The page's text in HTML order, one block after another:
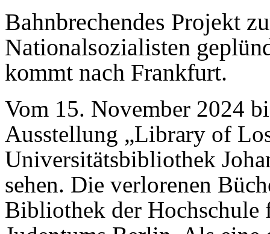
Bahnbrechendes Projekt
Nationalsozialisten
kommt nach Frankfurt.
Vom 15. November 2024
Ausstellung „Library of
Universitätsbibliothek
sehen. Die verlorenen
Bibliothek der Hochschule